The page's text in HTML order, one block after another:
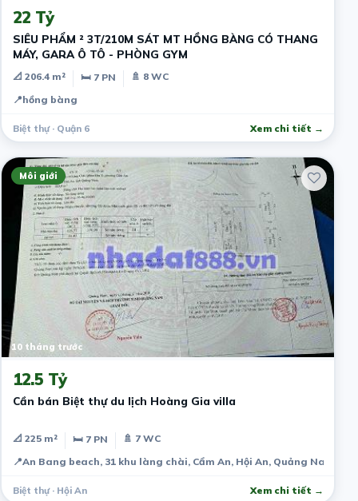
22 Tỷ
SIÊU PHẨM ² 3T/210M SÁT MT HỒNG BÀNG CÓ THANG
MÁY, GARA Ô TÔ - PHÒNG GYM
📐 206.4 m² 🛏 7 PN
🚿 8 WC
📍hồng bàng
Biệt thự · Quận 6 Xem chi tiết →
Môi giới
10 tháng trước
12.5 Tỷ
Cần bán Biệt thự du lịch Hoàng Gia villa
📐 225 m² 🛏 7 PN
🚿 7 WC
📍An Bang beach, 31 khu làng chài, Cẩm An, Hội An, Quảng Nam
Biệt thự · Hội An Xem chi tiết →